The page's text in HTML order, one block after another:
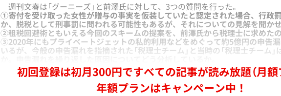
週刊文春は「グーニーズ」と前澤氏に対して、3つの質問を行った。
①寄付を受け取った女性が贈与の事実を仮装していたと認定された場合、行政
か、脱税として刑事罰に問われる可能性もあるが、それについての見解を聞か
②租税回避術ともいえる今回のスキームの提案を、前澤氏から税理士に求めた
③2020年にもプライベートジェットの私的利用などをめぐって約5億円の申告
いるが、今般の申告漏れを指摘された「税理士チーム」と当時の「税理士チーム
初回登録は初月300円ですべての記事が読み放題（月額
年額プランはキャンペーン中！